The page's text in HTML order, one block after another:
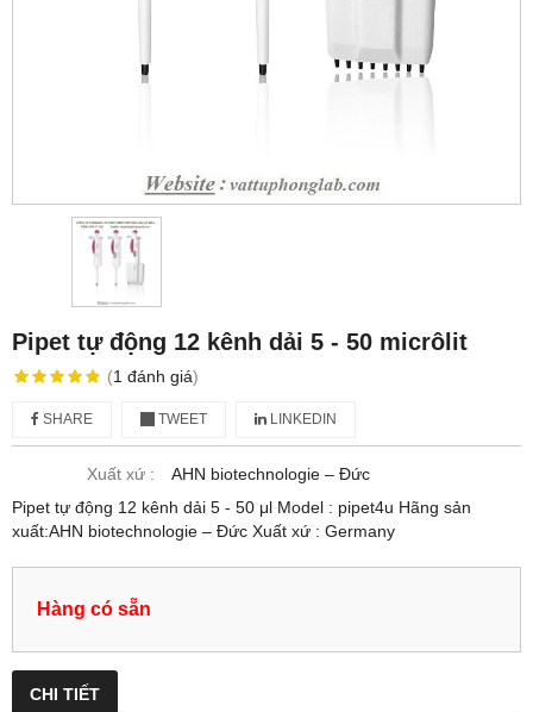
Pipet tự động 12 kênh dải 5 - 50 micrôlit
(1 đánh giá)
SHARE TWEET LINKEDIN
Xuất xứ :
AHN biotechnologie – Đức
Pipet tự động 12 kênh dải 5 - 50 μl Model : pipet4u Hãng sản
xuất:AHN biotechnologie – Đức Xuất xứ : Germany
Hàng có sẵn
CHI TIẾT